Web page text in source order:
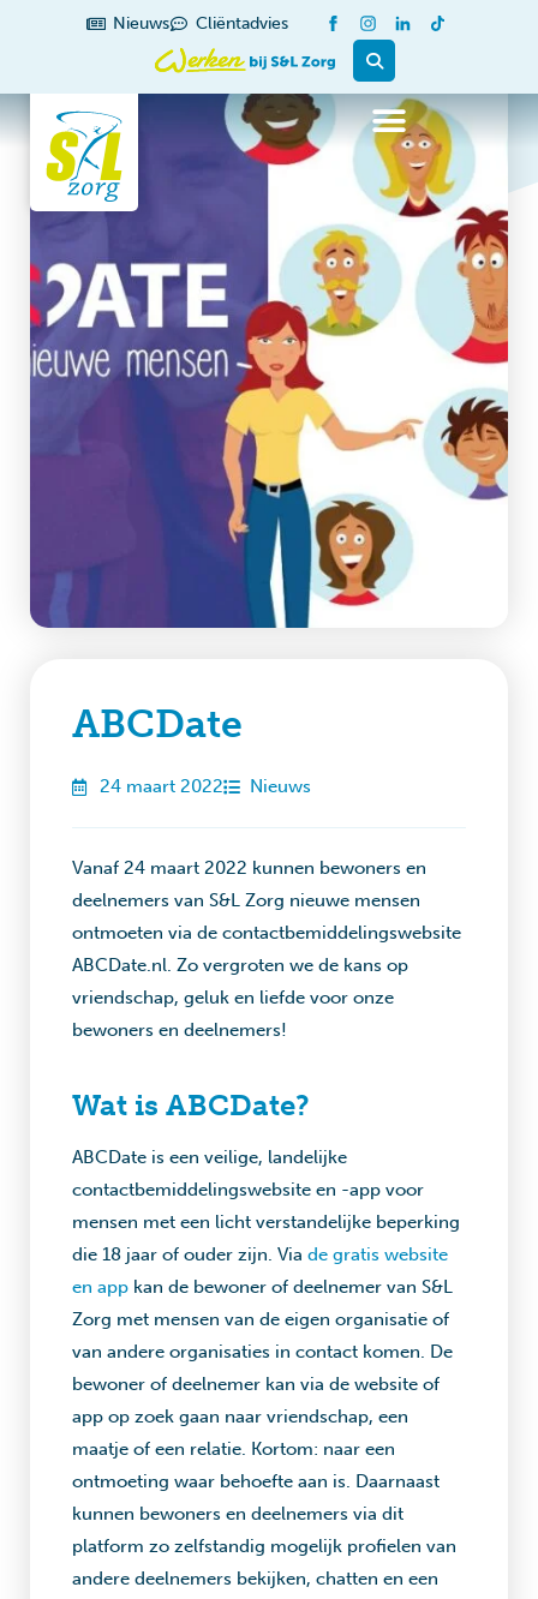
Nieuws Cliëntadvies
ABCDate
24 maart 2022 Nieuws
Vanaf 24 maart 2022 kunnen bewoners en
deelnemers van S&L Zorg nieuwe mensen
ontmoeten via de contactbemiddelingswebsite
ABCDate.nl. Zo vergroten we de kans op
vriendschap, geluk en liefde voor onze
bewoners en deelnemers!
Wat is ABCDate?
ABCDate is een veilige, landelijke
contactbemiddelingswebsite en -app voor
mensen met een licht verstandelijke beperking
die 18 jaar of ouder zijn. Via de gratis website
en app kan de bewoner of deelnemer van S&L
Zorg met mensen van de eigen organisatie of
van andere organisaties in contact komen. De
bewoner of deelnemer kan via de website of
app op zoek gaan naar vriendschap, een
maatje of een relatie. Kortom: naar een
ontmoeting waar behoefte aan is. Daarnaast
kunnen bewoners en deelnemers via dit
platform zo zelfstandig mogelijk profielen van
andere deelnemers bekijken, chatten en een